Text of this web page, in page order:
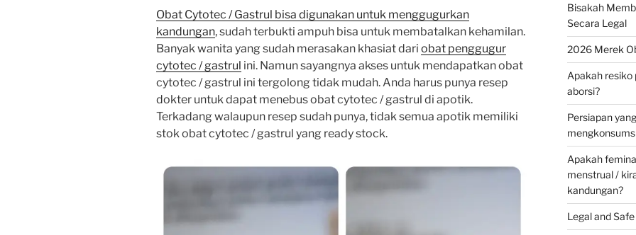
Obat Cytotec / Gastrul bisa digunakan untuk menggugurkan
kandungan, sudah terbukti ampuh bisa untuk membatalkan kehamilan.
Banyak wanita yang sudah merasakan khasiat dari obat penggugur
cytotec / gastrul ini. Namun sayangnya akses untuk mendapatkan obat
cytotec / gastrul ini tergolong tidak mudah. Anda harus punya resep
dokter untuk dapat menebus obat cytotec / gastrul di apotik.
Terkadang walaupun resep sudah punya, tidak semua apotik memiliki
stok obat cytotec / gastrul yang ready stock.
Bisakah
Secara Legal
2026 Merek
Apakah resiko
aborsi?
Persiapan
Apakah
menstrual /
kandungan?
Legal and